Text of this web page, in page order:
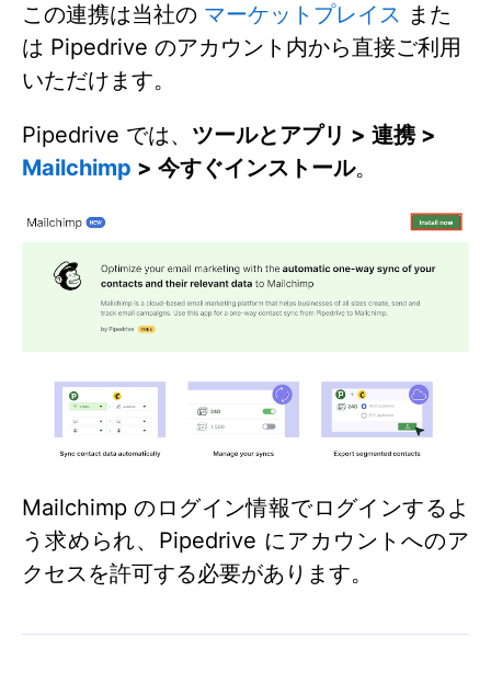
この連携は当社の マーケットプレイス また
は Pipedrive のアカウント内から直接ご利用
いただけます。
Pipedrive では、 ツールとアプリ > 連携 >
Mailchimp > 今すぐインストール。
Mailchimp のログイン情報でログインするよ
う求められ、Pipedrive にアカウントへのア
クセスを許可する必要があります。